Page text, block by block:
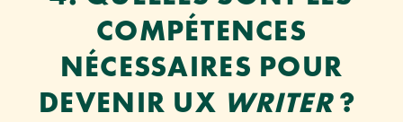
COMPÉTENCES
NÉCESSAIRES POUR
DEVENIR UX WRITER?